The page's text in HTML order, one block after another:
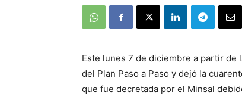
Este lunes 7 de diciembre a partir de
del Plan Paso a Paso y dejó la
que fue decretada por el Minsal